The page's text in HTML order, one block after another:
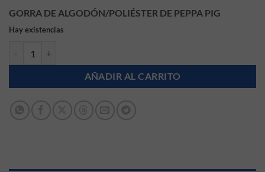
GORRA DE ALGODÓN/POLIÉSTER DE PEPPA PIG
Hay existencias
AÑADIR AL CARRITO